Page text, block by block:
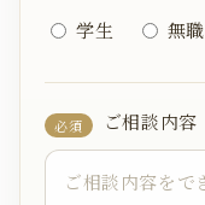
学生
無職
必須 ご相談内容